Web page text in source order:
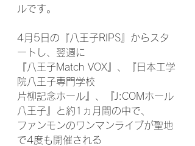
ルです。
4月5日の『八王子RIPS』からスタ
ートし、翌週に
『八王子Match VOX』、『日本工学
院八王子専門学校
片柳記念ホール』、『J:COMホール
八王子』と約1ヵ月間の中で、
ファンモンのワンマンライブが聖地
で4度も開催される